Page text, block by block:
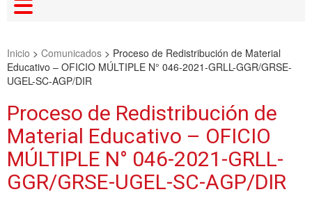
Inicio > Comunicados > Proceso de Redistribución de Material
Educativo – OFICIO MÚLTIPLE N° 046-2021-GRLL-GGR/GRSE-
UGEL-SC-AGP/DIR
Proceso de Redistribución de
Material Educativo – OFICIO
MÚLTIPLE N° 046-2021-GRLL-
GGR/GRSE-UGEL-SC-AGP/DIR